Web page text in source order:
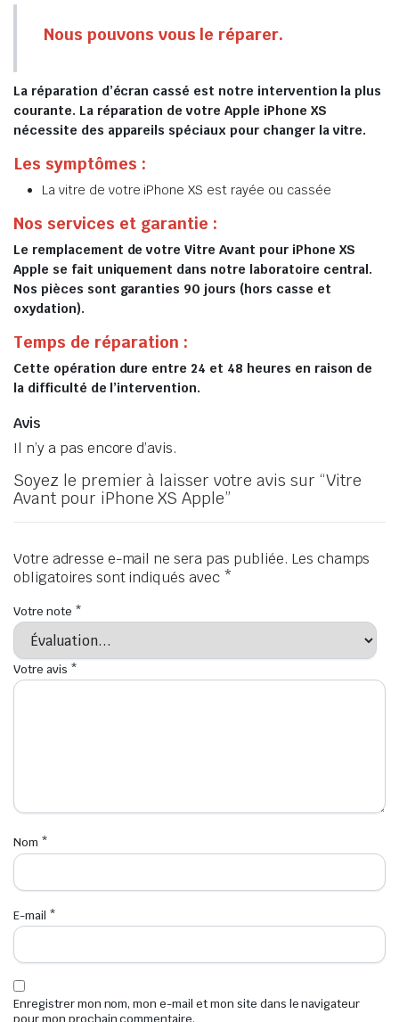
Nous pouvons vous le réparer.
La réparation d’écran cassé est notre intervention la plus
courante. La réparation de votre Apple iPhone XS
nécessite des appareils spéciaux pour changer la vitre.
Les symptômes :
La vitre de votre iPhone XS est rayée ou cassée
Nos services et garantie :
Le remplacement de votre Vitre Avant pour iPhone XS
Apple se fait uniquement dans notre laboratoire central.
Nos pièces sont garanties 90 jours (hors casse et
oxydation).
Temps de réparation :
Cette opération dure entre 24 et 48 heures en raison de
la difficulté de l’intervention.
Avis
Il n’y a pas encore d’avis.
Soyez le premier à laisser votre avis sur “Vitre
Avant pour iPhone XS Apple”
Votre adresse e-mail ne sera pas publiée. Les champs
obligatoires sont indiqués avec *
Votre note *
Votre avis *
Nom *
E-mail *
Enregistrer mon nom, mon e-mail et mon site dans le navigateur
pour mon prochain commentaire.